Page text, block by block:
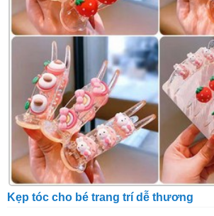
Kẹp tóc cho bé trang trí dễ thương